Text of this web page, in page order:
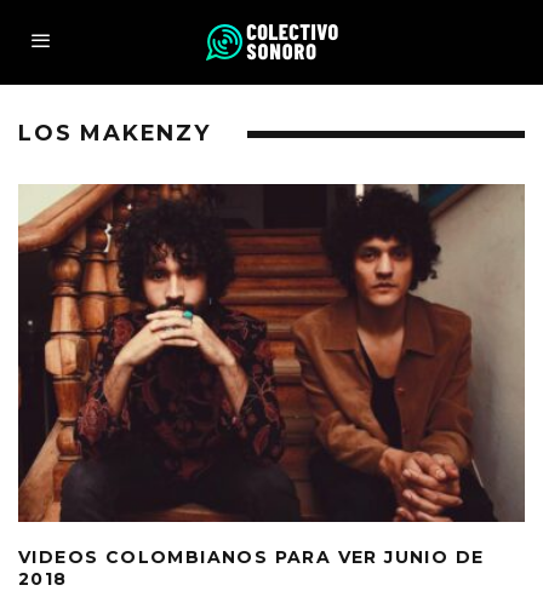
LOS MAKENZY
VIDEOS COLOMBIANOS PARA VER JUNIO DE
2018